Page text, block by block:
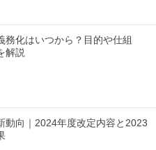
務化はいつから？目的や仕組
解説
動向｜2024年度改定内容と2023